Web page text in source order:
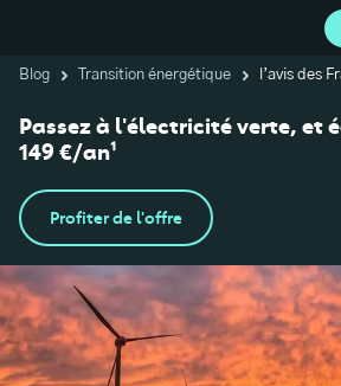
Blog Transition énergétique l’avis des
Passez à l'électricité verte, et
149 €/an¹
Profiter de l'offre